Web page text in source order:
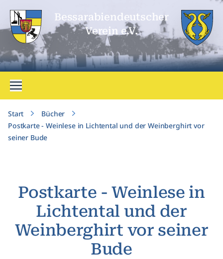
Bessarabien­deutscher
Verein e.V.
Menü öffnen
Start
Bücher
Postkarte - Weinlese in Lichtental und der Weinberghirt vor
seiner Bude
Postkarte - Weinlese in
Lichtental und der
Weinberghirt vor seiner
Bude